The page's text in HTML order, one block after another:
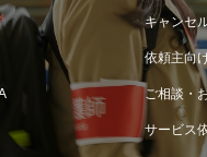
キャンセ
依頼主向
ご相談・
サービス